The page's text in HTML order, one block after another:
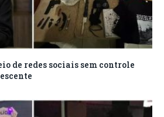
de redes sociais sem controle